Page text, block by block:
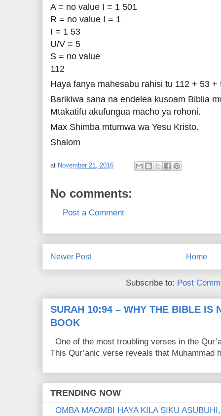
A = no value I = 1 501
R = no value I = 1
I = 1 53
U/V = 5
S = no value
112
Haya fanya mahesabu rahisi tu 112 + 53 +
Barikiwa sana na endelea kusoam Biblia
Mtakatifu akufungua macho ya rohoni.
Max Shimba mtumwa wa Yesu Kristo.
Shalom
at November 21, 2016
No comments:
Post a Comment
Newer Post Home
Subscribe to: Post
SURAH 10:94 – WHY THE BIBLE IS
BOOK
One of the most troubling verses in the
This Qur’anic verse reveals that Muhammad
TRENDING NOW
OMBA MAOMBI HAYA KILA SIKU